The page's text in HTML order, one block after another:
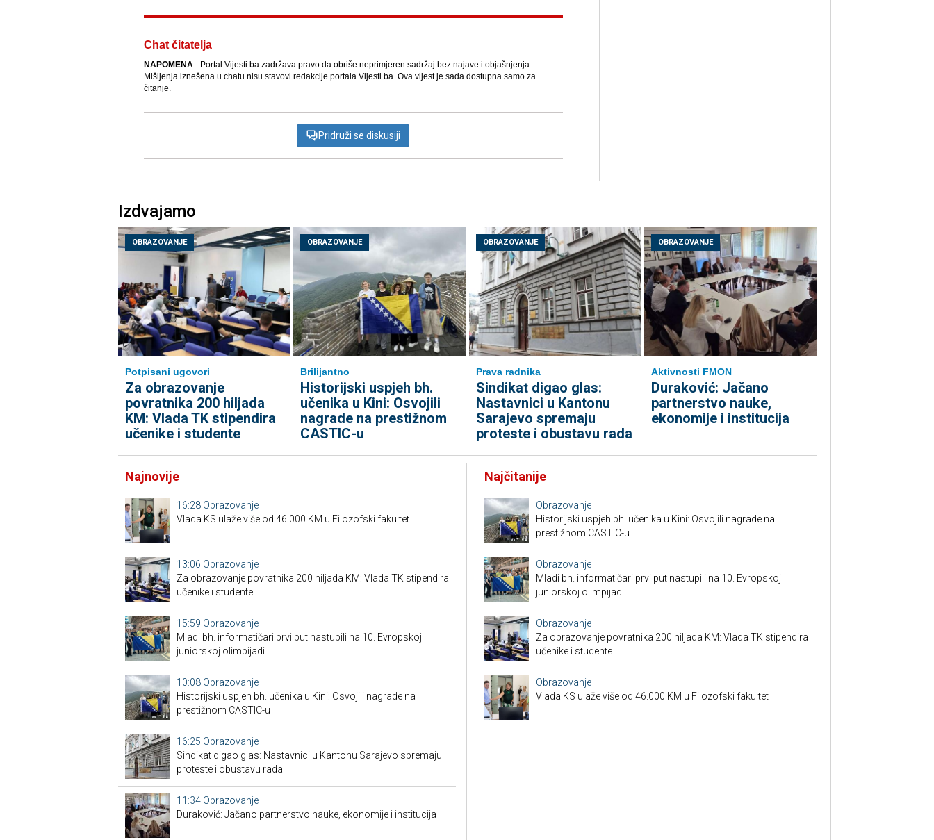
Chat čitatelja
NAPOMENA- Portal Vijesti.ba zadržava pravo da obriše neprimjeren sadržaj bez najave i objašnjenja.
Mišljenja iznešena u chatu nisu stavovi redakcije portala Vijesti.ba. Ova vijest je sada dostupna samo za
čitanje.
Pridruži se diskusiji
Izdvajamo
OBRAZOVANJE
Potpisani ugovori
Za obrazovanje
povratnika 200 hiljada
KM: Vlada TK stipendira
učenike i studente
OBRAZOVANJE
Brilijantno
Historijski uspjeh bh.
učenika u Kini: Osvojili
nagrade na prestižnom
CASTIC-u
OBRAZOVANJE
Prava radnika
Sindikat digao glas:
Nastavnici u Kantonu
Sarajevo spremaju
proteste i obustavu rada
OBRAZOVANJE
Aktivnosti FMON
Duraković: Jačano
partnerstvo nauke,
ekonomije i institucija
Najnovije
16:28 Obrazovanje
Vlada KS ulaže više od 46.000 KM u Filozofski fakultet
13:06 Obrazovanje
Za obrazovanje povratnika 200 hiljada KM: Vlada TK stipendira
učenike i studente
15:59 Obrazovanje
Mladi bh. informatičari prvi put nastupili na 10. Evropskoj
juniorskoj olimpijadi
10:08 Obrazovanje
Historijski uspjeh bh. učenika u Kini: Osvojili nagrade na
prestižnom CASTIC-u
16:25 Obrazovanje
Sindikat digao glas: Nastavnici u Kantonu Sarajevo spremaju
proteste i obustavu rada
11:34 Obrazovanje
Duraković: Jačano partnerstvo nauke, ekonomije i institucija
Najčitanije
Obrazovanje
Historijski uspjeh bh. učenika u Kini: Osvojili nagrade na
prestižnom CASTIC-u
Obrazovanje
Mladi bh. informatičari prvi put nastupili na 10. Evropskoj
juniorskoj olimpijadi
Obrazovanje
Za obrazovanje povratnika 200 hiljada KM: Vlada TK stipendira
učenike i studente
Obrazovanje
Vlada KS ulaže više od 46.000 KM u Filozofski fakultet